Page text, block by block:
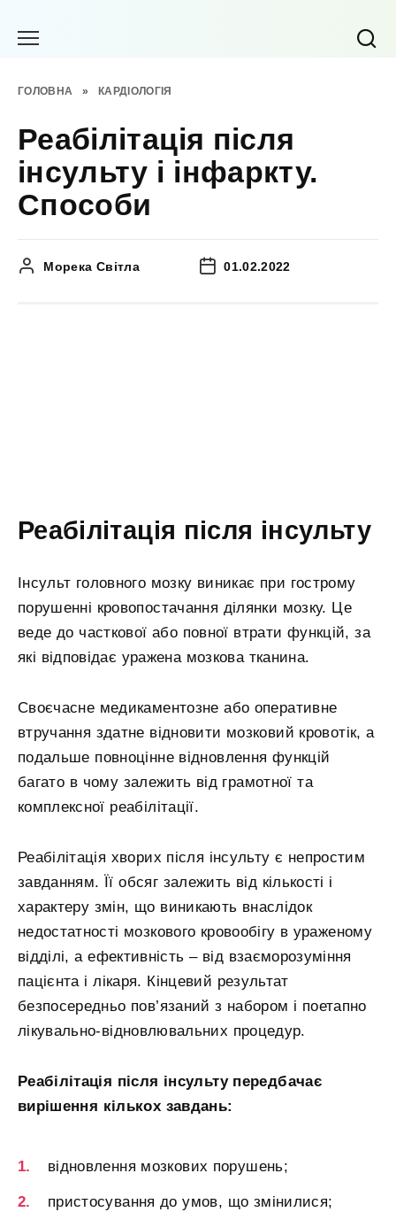
ГОЛОВНА » КАРДІОЛОГІЯ
Реабілітація після
інсульту і інфаркту.
Способи
Морека Світла 01.02.2022
Реабілітація після інсульту
Інсульт головного мозку виникає при гострому
порушенні кровопостачання ділянки мозку. Це
веде до часткової або повної втрати функцій, за
які відповідає уражена мозкова тканина.
Своєчасне медикаментозне або оперативне
втручання здатне відновити мозковий кровотік, а
подальше повноцінне відновлення функцій
багато в чому залежить від грамотної та
комплексної реабілітації.
Реабілітація хворих після інсульту є непростим
завданням. Її обсяг залежить від кількості і
характеру змін, що виникають внаслідок
недостатності мозкового кровообігу в ураженому
відділі, а ефективність – від взаєморозуміння
пацієнта і лікаря. Кінцевий результат
безпосередньо пов’язаний з набором і поетапно
лікувально-відновлювальних процедур.
Реабілітація після інсульту передбачає
вирішення кількох завдань:
відновлення мозкових порушень;
пристосування до умов, що змінилися;